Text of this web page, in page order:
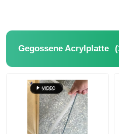
Gegossene Acrylplatte